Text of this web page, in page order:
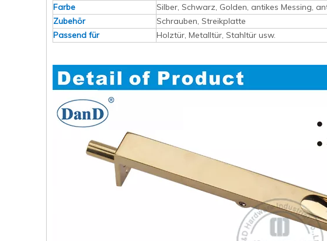
Farbe
Silber, Schwarz, Golden, antikes Messing,
Zubehör
Schrauben, Streikplatte
Passend für
Holztür, Metalltür, Stahltür usw.